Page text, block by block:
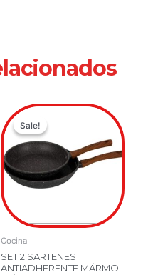
Sale!
Sale!
Cocina
SET 2 SARTENES
ANTIADHERENTE MÁRMOL
Original
was:
Current
is: